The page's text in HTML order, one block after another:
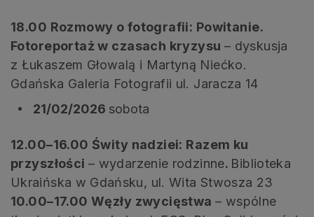
18.00 Rozmowy o fotografii: Powitanie.
Fotoreportaż w czasach kryzysu– dyskusja
z Łukaszem Głowalą i Martyną Niećko.
Gdańska Galeria Fotografii ul. Jaracza 14
21/02/2026 sobota
12.00–16.00 Świty nadziei: Razem ku
przyszłości– wydarzenie rodzinne. Biblioteka
Ukraińska w Gdańsku, ul. Wita Stwosza 23
10.00–17.00 Węzły zwycięstwa– wspólne